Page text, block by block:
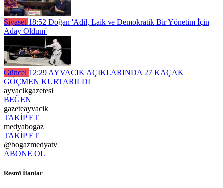
Siyaset 18:52 Doğan 'Adil, Laik ve Demokratik Bir Yönetim İçin
Aday Oldum'
Güncel 12:29 AYVACIK AÇIKLARINDA 27 KAÇAK
GÖÇMEN KURTARILDI
ayvacikgazetesi
BEĞEN
gazeteayvacik
TAKİP ET
medyabogaz
TAKİP ET
@bogazmedyatv
ABONE OL
Resmî İlanlar